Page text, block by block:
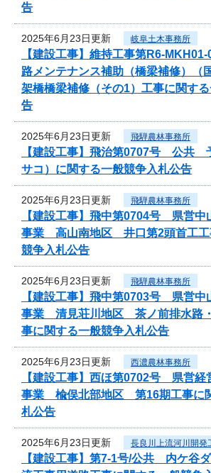
告
2025年6月23日更新 岐阜土木事務所
【建設工事】維持工事第R6-
路メンテナンス補助（橋梁補修）（
架橋橋梁補修（その1）工事に関す
告
2025年6月23日更新 飛騨農林事務所
【建設工事】飛治第0707号 公共
サコ）に関する一般競争入札公告
2025年6月23日更新 飛騨農林事務所
【建設工事】飛中第0704号 県営中
事業 高山南地区 井口第2頭首工工
競争入札公告
2025年6月23日更新 飛騨農林事務所
【建設工事】飛中第0703号 県営中
事業 清見荘川地区 茶ノ前排水路
事に関する一般競争入札公告
2025年6月23日更新 西濃農林事務所
【建設工事】西ほ第0702号 県営経
事業 楡俣北部地区 第16期工事に
札公告
2025年6月23日更新 長良川上流河川開発
【建設工事】第7-1号/公共 内ケ谷